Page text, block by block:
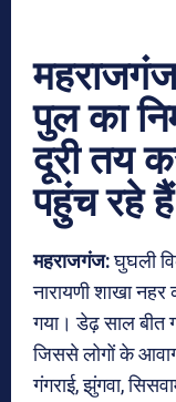
पुल का
दूरी तय
पहुंच रहे हैं
महराजगंज:घुघली
नारायणी शाखा
गया। डेढ़ साल बीत
जिससे लोगों के
गंगराई, झुंगवा,